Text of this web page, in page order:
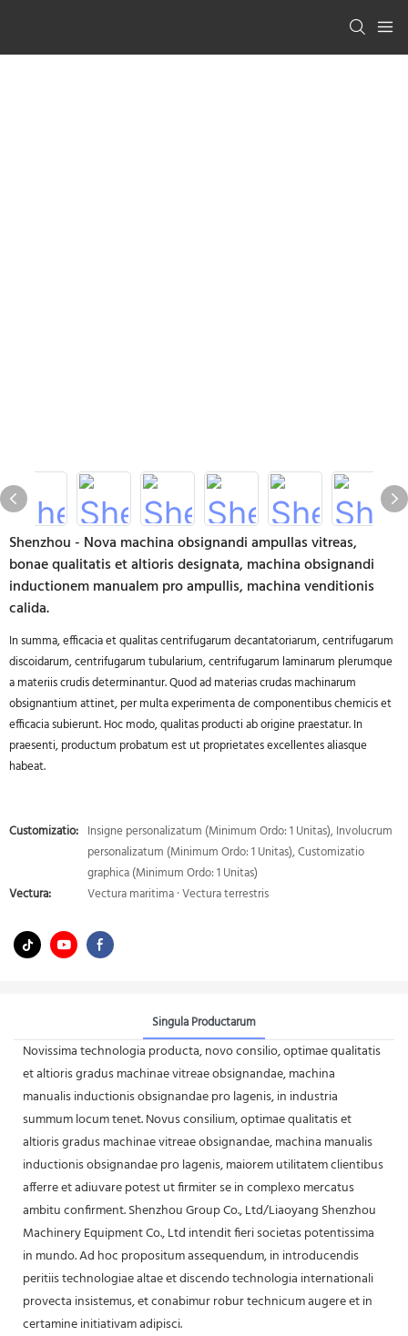
Shenzhou - Nova machina obsignandi ampullas vitreas,
bonae qualitatis et altioris designata, machina obsignandi
inductionem manualem pro ampullis, machina venditionis
calida.
In summa, efficacia et qualitas centrifugarum decantatoriarum, centrifugarum
discoidarum, centrifugarum tubularium, centrifugarum laminarum plerumque
a materiis crudis determinantur. Quod ad materias crudas machinarum
obsignantium attinet, per multa experimenta de componentibus chemicis et
efficacia subierunt. Hoc modo, qualitas producti ab origine praestatur. In
praesenti, productum probatum est ut proprietates excellentes aliasque
habeat.
Customizatio: Insigne personalizatum (Minimum Ordo: 1 Unitas), Involucrum
personalizatum (Minimum Ordo: 1 Unitas), Customizatio
graphica (Minimum Ordo: 1 Unitas)
Vectura:
Vectura maritima · Vectura terrestris
Singula Productarum
Novissima technologia producta, novo consilio, optimae qualitatis
et altioris gradus machinae vitreae obsignandae, machina
manualis inductionis obsignandae pro lagenis, in industria
summum locum tenet. Novus consilium, optimae qualitatis et
altioris gradus machinae vitreae obsignandae, machina manualis
inductionis obsignandae pro lagenis, maiorem utilitatem clientibus
afferre et adiuvare potest ut firmiter se in complexo mercatus
ambitu confirment. Shenzhou Group Co., Ltd/Liaoyang Shenzhou
Machinery Equipment Co., Ltd intendit fieri societas potentissima
in mundo. Ad hoc propositum assequendum, in introducendis
peritiis technologiae altae et discendo technologia internationali
provecta insistemus, et conabimur robur technicum augere et in
certamine initiativam adipisci.